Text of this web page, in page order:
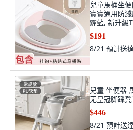
兒童馬桶坐
寶寶通用防
霾藍, 新升級
$191
8/21 預計送達
兒童 坐便器
无皇冠脚踩
$446
8/21 預計送達